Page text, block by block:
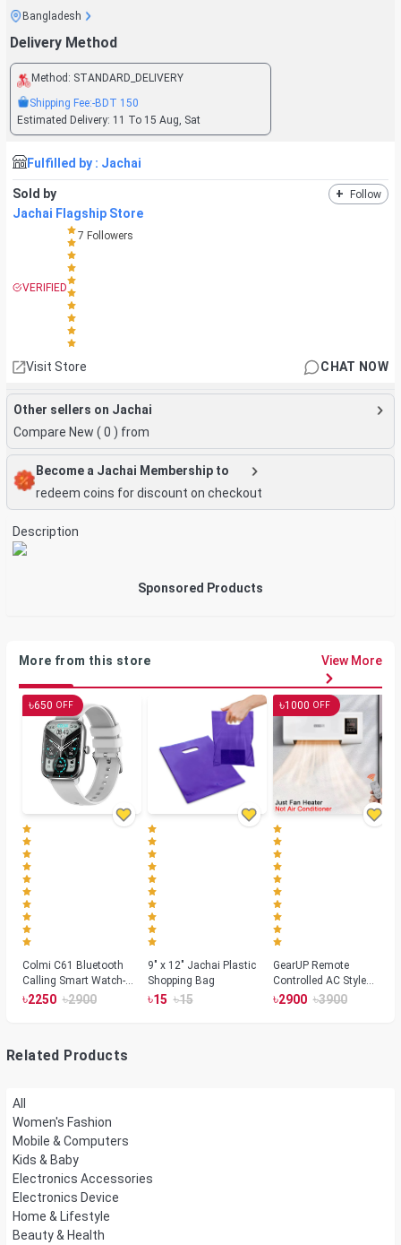
Bangladesh
Delivery Method
Method: STANDARD_DELIVERY
Shipping Fee:-BDT 150
Estimated Delivery: 11 To 15 Aug, Sat
Fulfilled by : Jachai
Sold by + Follow
Jachai Flagship Store
VERIFIED
7 Followers
Visit Store CHAT NOW
Other sellers on Jachai
Compare New ( 0 ) from
Become a Jachai Membership to
redeem coins for discount on checkout
Description
Sponsored Products
More from this store View More
৳650 OFF
Colmi C61 Bluetooth
Calling Smart Watch-
Silver Color
৳2250 ৳2900
9" x 12" Jachai Plastic
Shopping Bag
৳15 ৳15
৳1000 OFF
GearUP Remote
Controlled AC Style
Room Heater 1800
৳2900 ৳3900
Related Products
All
Women's Fashion
Mobile & Computers
Kids & Baby
Electronics Accessories
Electronics Device
Home & Lifestyle
Beauty & Health